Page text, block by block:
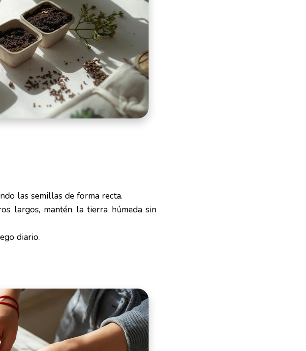
las semillas de forma recta.
largos, mantén la tierra húmeda sin
diario.